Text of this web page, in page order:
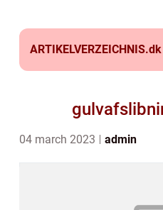
ARTIKELVERZEICHNIS.dk
04 march 2023 admin